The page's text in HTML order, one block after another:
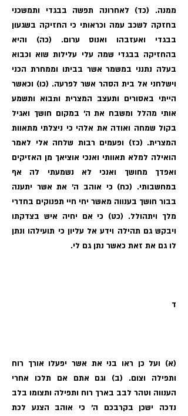
ממנה. (כד) לאחרונה תפשה בבגדי ותמשכני
בחזקה לשכב עמה וכראותי כי החזיקה בשגעון
בבגדי ואעזבהו ואנוס ערום. (כה) והיא
בהחזיקה בבגדי שמה עלי עלילות שוא וכבוא
בעלה נתנני במשמר אשר בביתו וממחרת הכני
וישלחני אל בית הסהר אשר לפרעה. (כו) וכאשר
הייתי באסורים ותעצב המצרית ותבוא ותשמע
אותי מהלל ומשבח את ה׳ במקום חושך ואגיל
בקול שמחה ואודה את אלהי כי ניצלתי מתאוות
המצרית. (כז) ופעמים רבות שלחה אלי לאמר
הואילה למלא תאוותי ואנכי אוציאך מן האזיקים
ואפדך מחושך ואנכי לא נשמעתי לה אף
במחשבותי. (כח) כי אוהב ה׳ את אשר יתענה
בבור חושך בענווה מאשר יחי חיי תפנוקים בחדרי
מלך ויתהולל. (כט) כי אם יחיה איש בצדקתו
ויבקש גם תהילה וידע אל עליון כי תועילהו ונתן
לו גם את זאת כאשר נתן גם לי.
ד
(א) ועל כן ראו בני את אשר יפעלו אורך רוח
ותפילה וצום. (ב) וגם אתם אם תלכו אחרי
הענווה וטהר לבב בארך רוח ותפילה ותצומו בלב
נדכה ישכן בקרבכם ה׳ כי אוהב הצנע לכת